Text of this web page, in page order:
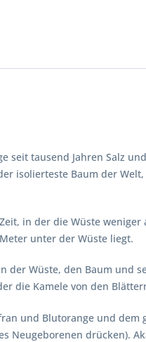
seit tausend Jahren Salz
isolierteste Baum der
in der die Wüste
unter der Wüste liegt.
der Wüste, den Baum und
die Kamele von den
und Blutorange und dem
Neugeborenen drücken).